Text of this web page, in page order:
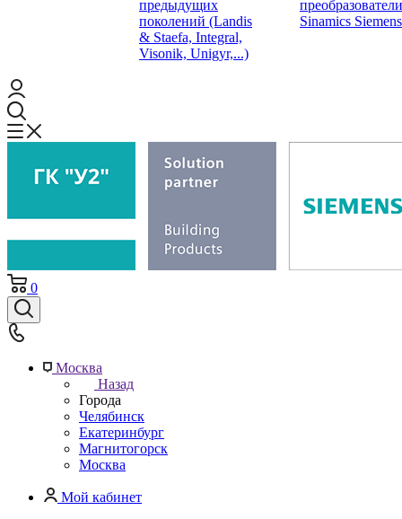
предыдущих
поколений (Landis
& Staefa, Integral,
Visonik, Unigyr,...)
преобразователи
Sinamics Siemens
0
Москва
Назад
Города
Челябинск
Екатеринбург
Магнитогорск
Москва
Мой кабинет